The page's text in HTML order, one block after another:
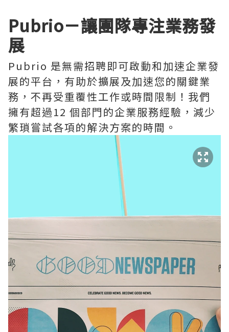
Pubrio－讓團隊專注業務發
展
Pubrio 是無需招聘即可啟動和加速企業發
展的平台，有助於擴展及加速您的關鍵業
務，不再受重覆性工作或時間限制！我們
擁有超過12 個部門的企業服務經驗，減少
繁瑣嘗試各項的解決方案的時間。